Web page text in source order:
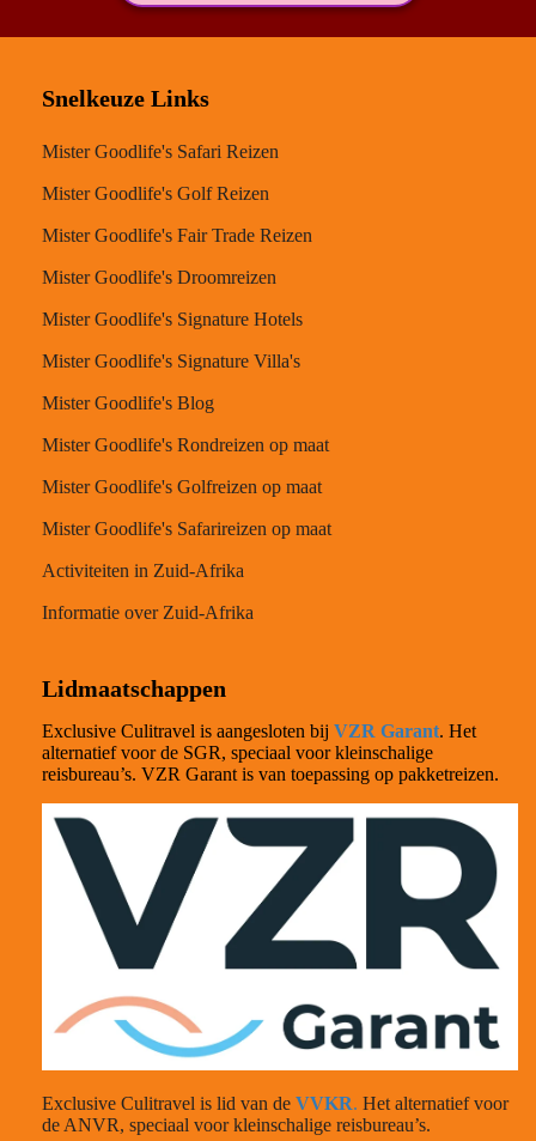
Snelkeuze Links
Mister Goodlife's Safari Reizen
Mister Goodlife's Golf Reizen
Mister Goodlife's Fair Trade Reizen
Mister Goodlife's Droomreizen
Mister Goodlife's Signature Hotels
Mister Goodlife's Signature Villa's
Mister Goodlife's Blog
Mister Goodlife's Rondreizen op maat
Mister Goodlife's Golfreizen op maat
Mister Goodlife's Safarireizen op maat
Activiteiten in Zuid-Afrika
Informatie over Zuid-Afrika
Lidmaatschappen
Exclusive Culitravel is aangesloten bij VZR Garant. Het
alternatief voor de SGR, speciaal voor kleinschalige
reisbureau’s. VZR Garant is van toepassing op pakketreizen.
Exclusive Culitravel is lid van de VVKR. Het alternatief voor
de ANVR, speciaal voor kleinschalige reisbureau’s.